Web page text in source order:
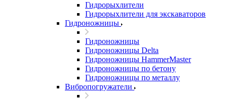
Гидрорыхлители
Гидрорыхлители для экскаваторов
Гидроножницы
Гидроножницы
Гидроножницы Delta
Гидроножницы HammerMaster
Гидроножницы по бетону
Гидроножницы по металлу
Вибропогружатели